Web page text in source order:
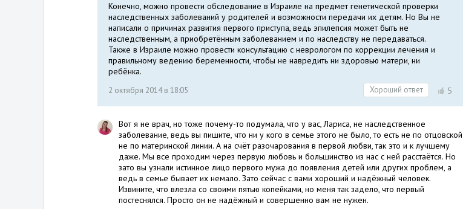
Конечно, можно провести обследование в Израиле на предмет генетической проверки
наследственных заболеваний у родителей и возможности передачи их детям. Но Вы не
написали о причинах развития первого приступа, ведь эпилепсия может быть не
наследственным, а приобретённым заболеванием и по наследству не передаваться.
Также в Израиле можно провести консультацию с неврологом по коррекции лечения и
правильному ведению беременности, чтобы не навредить ни здоровью матери, ни
ребёнка.
2 октября 2014 в 18:05 Хороший ответ 5
Вот я не врач, но тоже почему-то подумала, что у вас, Лариса, не наследственное
заболевание, ведь вы пишите, что ни у кого в семье этого не было, то есть не по отцовской
не по материнской линии. А на счёт разочарования в первой любви, так это и к лучшему
даже. Мы все проходим через первую любовь и большинство из нас с ней расстаётся. Но
зато вы узнали истинное лицо первого мужа до появления детей или других проблем, а
ведь в семье бывает их немало. Зато сейчас с вами хороший и надёжный человек.
Извините, что влезла со своими пятью копейками, но меня так задело, что первый
постеснялся. Просто он не надёжный и совершенно вам не нужен.